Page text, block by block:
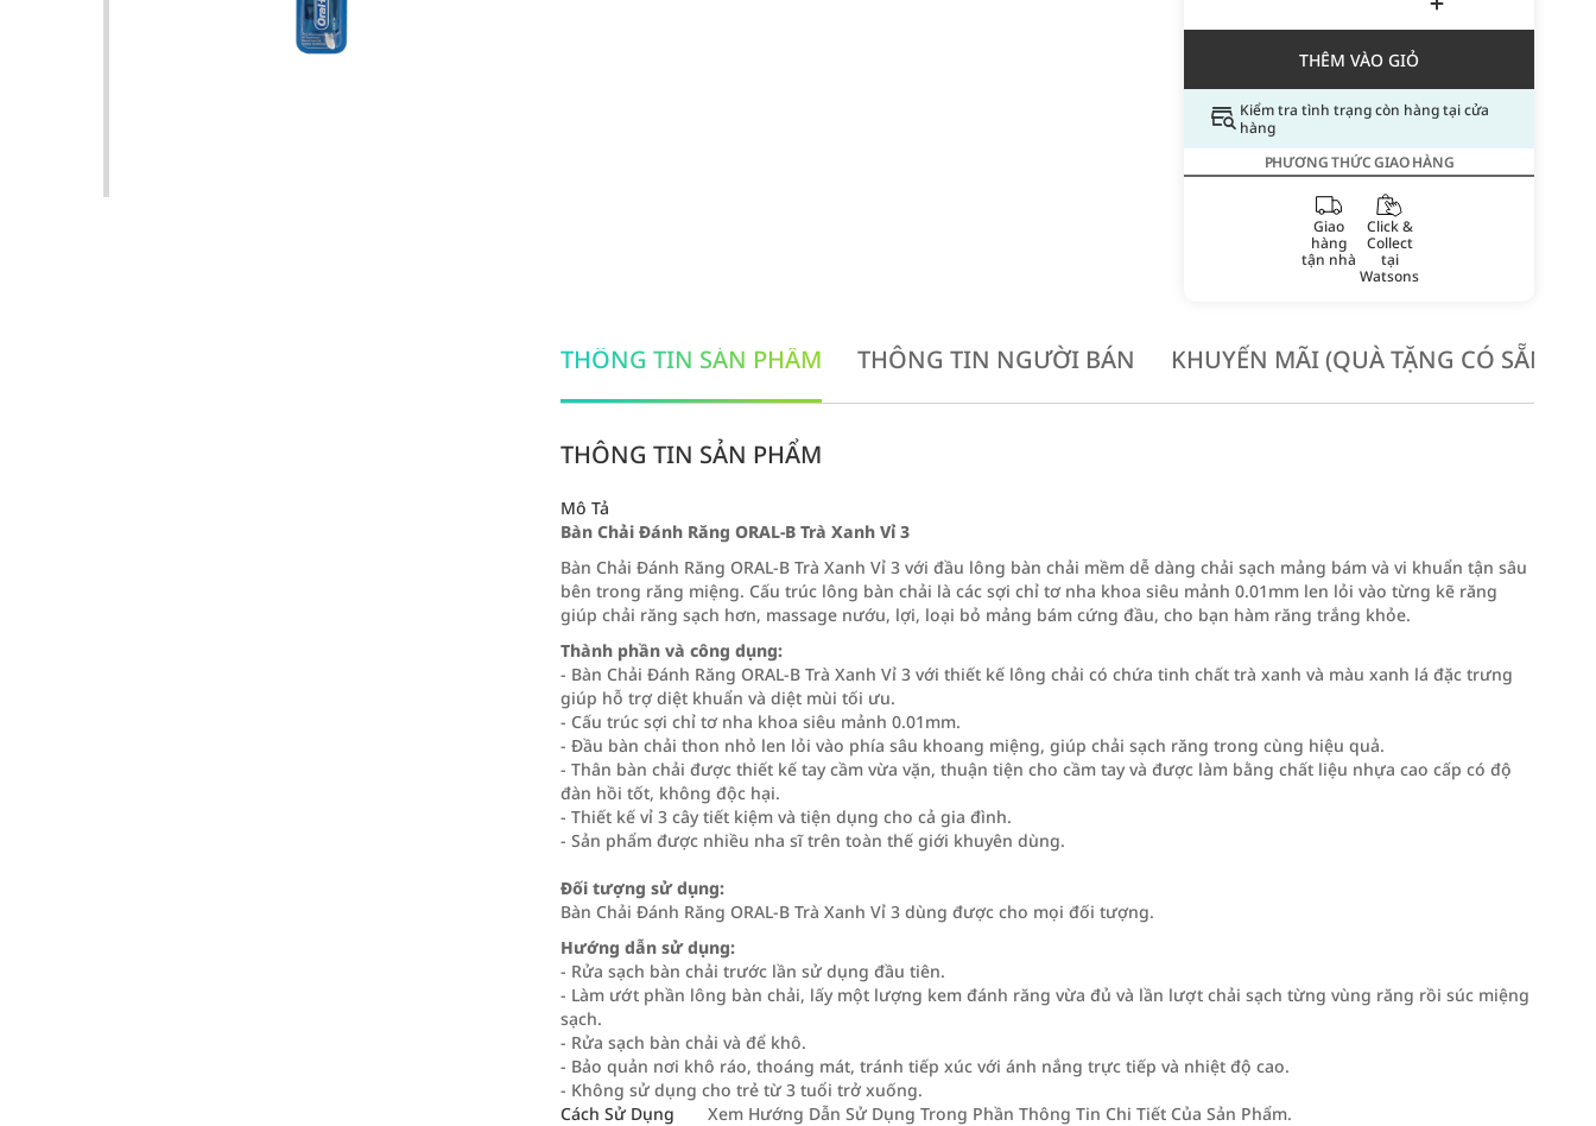
THÊM VÀO GIỎ
Kiểm tra tình trạng còn hàng tại cửa
hàng
PHƯƠNG THỨC GIAO HÀNG
Giao
hàng
tận nhà
Click &
Collect
tại
Watsons
THÔNG TIN SẢN PHẨM THÔNG TIN NGƯỜI BÁN KHUYẾN MÃI (QUÀ TẶNG CÓ SẴN
THÔNG TIN SẢN PHẨM
Mô Tả
Bàn Chải Đánh Răng ORAL-B Trà Xanh Vỉ 3
Bàn Chải Đánh Răng ORAL-B Trà Xanh Vỉ 3 với đầu lông bàn chải mềm dễ dàng chải sạch mảng bám và vi khuẩn tận sâu
bên trong răng miệng. Cấu trúc lông bàn chải là các sợi chỉ tơ nha khoa siêu mảnh 0.01mm len lỏi vào từng kẽ răng
giúp chải răng sạch hơn, massage nướu, lợi, loại bỏ mảng bám cứng đầu, cho bạn hàm răng trắng khỏe.
Thành phần và công dụng:
- Bàn Chải Đánh Răng ORAL-B Trà Xanh Vỉ 3 với thiết kế lông chải có chứa tinh chất trà xanh và màu xanh lá đặc trưng
giúp hỗ trợ diệt khuẩn và diệt mùi tối ưu.
- Cấu trúc sợi chỉ tơ nha khoa siêu mảnh 0.01mm.
- Đầu bàn chải thon nhỏ len lỏi vào phía sâu khoang miệng, giúp chải sạch răng trong cùng hiệu quả.
- Thân bàn chải được thiết kế tay cầm vừa vặn, thuận tiện cho cầm tay và được làm bằng chất liệu nhựa cao cấp có độ
đàn hồi tốt, không độc hại.
- Thiết kế vỉ 3 cây tiết kiệm và tiện dụng cho cả gia đình.
- Sản phẩm được nhiều nha sĩ trên toàn thế giới khuyên dùng.
Đối tượng sử dụng:
Bàn Chải Đánh Răng ORAL-B Trà Xanh Vỉ 3 dùng được cho mọi đối tượng.
Hướng dẫn sử dụng:
- Rửa sạch bàn chải trước lần sử dụng đầu tiên.
- Làm ướt phần lông bàn chải, lấy một lượng kem đánh răng vừa đủ và lần lượt chải sạch từng vùng răng rồi súc miệng
sạch.
- Rửa sạch bàn chải và để khô.
- Bảo quản nơi khô ráo, thoáng mát, tránh tiếp xúc với ánh nắng trực tiếp và nhiệt độ cao.
- Không sử dụng cho trẻ từ 3 tuổi trở xuống.
Cách Sử Dụng
Xem Hướng Dẫn Sử Dụng Trong Phần Thông Tin Chi Tiết Của Sản Phẩm.